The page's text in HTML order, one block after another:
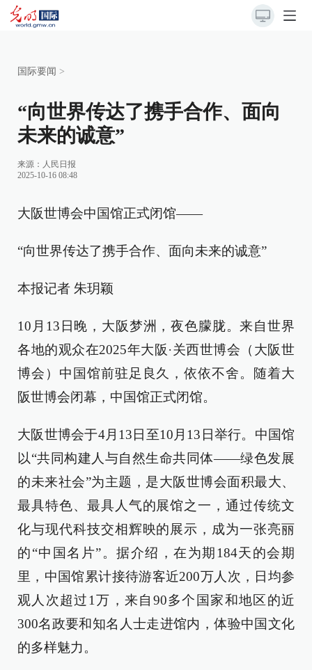
国际要闻 >
“向世界传达了携手合作、面向
未来的诚意”
来源： 人民日报
2025-10-16 08:48
大阪世博会中国馆正式闭馆——
“向世界传达了携手合作、面向未来的诚意”
本报记者 朱玥颖
10月13日晚，大阪梦洲，夜色朦胧。来自世界
各地的观众在2025年大阪·关西世博会（大阪世
博会）中国馆前驻足良久，依依不舍。随着大
阪世博会闭幕，中国馆正式闭馆。
大阪世博会于4月13日至10月13日举行。中国馆
以“共同构建人与自然生命共同体——绿色发展
的未来社会”为主题，是大阪世博会面积最大、
最具特色、最具人气的展馆之一，通过传统文
化与现代科技交相辉映的展示，成为一张亮丽
的“中国名片”。据介绍，在为期184天的会期
里，中国馆累计接待游客近200万人次，日均参
观人次超过1万，来自90多个国家和地区的近
300名政要和知名人士走进馆内，体验中国文化
的多样魅力。